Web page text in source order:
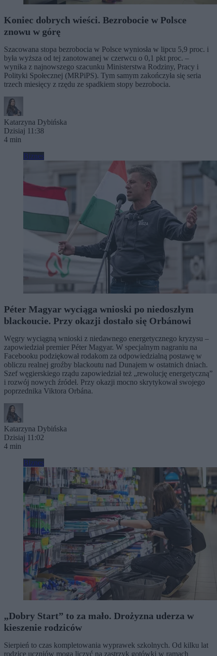
Koniec dobrych wieści. Bezrobocie w Polsce
znowu w górę
Szacowana stopa bezrobocia w Polsce wyniosła w lipcu 5,9 proc. i
była wyższa od tej zanotowanej w czerwcu o 0,1 pkt proc. –
wynika z najnowszego szacunku Ministerstwa Rodziny, Pracy i
Polityki Społecznej (MRPiPS). Tym samym zakończyła się seria
trzech miesięcy z rzędu ze spadkiem stopy bezrobocia.
Katarzyna Dybińska
Dzisiaj 11:38
4 min
Biznes
Péter Magyar wyciąga wnioski po niedoszłym
blackoucie. Przy okazji dostało się Orbánowi
Węgry wyciągną wnioski z niedawnego energetycznego kryzysu –
zapowiedział premier Péter Magyar. W specjalnym nagraniu na
Facebooku podziękował rodakom za odpowiedzialną postawę w
obliczu realnej groźby blackoutu nad Dunajem w ostatnich dniach.
Szef węgierskiego rządu zapowiedział też „rewolucję energetyczną”
i rozwój nowych źródeł. Przy okazji mocno skrytykował swojego
poprzednika Viktora Orbána.
Katarzyna Dybińska
Dzisiaj 11:02
4 min
Biznes
„Dobry Start” to za mało. Drożyzna uderza w
kieszenie rodziców
Sierpień to czas kompletowania wyprawek szkolnych. Od kilku lat
rodzice uczniów mogą liczyć na zastrzyk gotówki w ramach